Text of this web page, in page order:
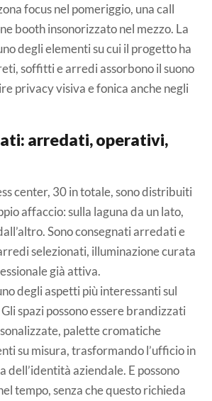
focus nel pomeriggio, una call
booth insonorizzato nel mezzo. La
degli elementi su cui il progetto ha
soffitti e arredi assorbono il suono
privacy visiva e fonica anche negli
arredati, operativi,
center, 30 in totale, sono distribuiti
affaccio: sulla laguna da un lato,
Sono consegnati arredati e
selezionati, illuminazione curata
già attiva.
degli aspetti più interessanti sul
spazi possono essere brandizzati
palette cromatiche
su misura, trasformando l’ufficio in
dell’identità aziendale. E possono
tempo, senza che questo richieda